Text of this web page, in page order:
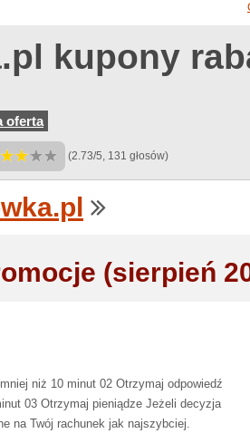
kupony
oferta
(2.73/5, 131 głosów)
(sierpień
niż 10 minut 02 Otrzymaj odpowiedź
03 Otrzymaj pieniądze Jeżeli decyzja
na Twój rachunek jak najszybciej.